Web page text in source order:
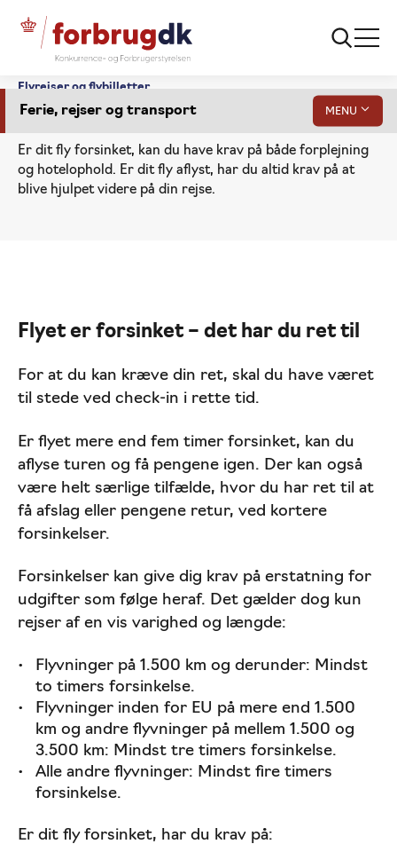
Flyrejser og flybilletter
Er dit fly forsinket eller aflyst?
Er dit fly forsinket, kan du have krav på både forplejning
og hotelophold. Er dit fly aflyst, har du altid krav på at
blive hjulpet videre på din rejse.
Gå
indhold
Ferie, rejser og transport MENU
Blev du afvist ved boarding?
Flybagage
Usædvanlige vejrforhold, krig og epidemier
Klager over flyrejsen
Mellemlanding på flyrejsen
Skatter og afgifter
Flyet er forsinket – det har du ret til
For at du kan kræve din ret, skal du have været
til stede ved check-in i rette tid.
Er flyet mere end fem timer forsinket, kan du
aflyse turen og få pengene igen. Der kan også
være helt særlige tilfælde, hvor du har ret til at
få afslag eller pengene retur, ved kortere
forsinkelser.
Forsinkelser kan give dig krav på erstatning for
udgifter som følge heraf. Det gælder dog kun
rejser af en vis varighed og længde:
Flyvninger på 1.500 km og derunder: Mindst
to timers forsinkelse.
Flyvninger inden for EU på mere end 1.500
km og andre flyvninger på mellem 1.500 og
3.500 km: Mindst tre timers forsinkelse.
Alle andre flyvninger: Mindst fire timers
forsinkelse.
Er dit fly forsinket, har du krav på: